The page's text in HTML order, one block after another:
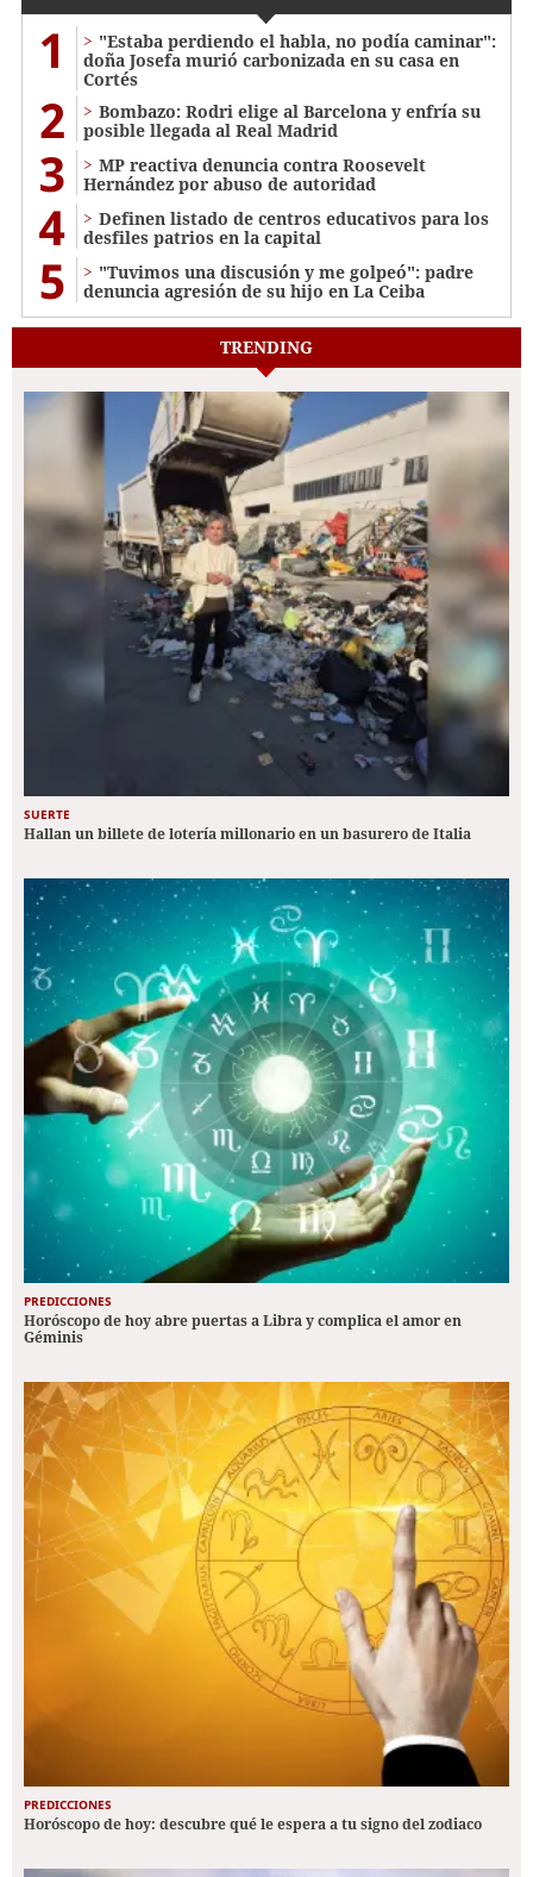
1
"Estaba perdiendo el habla, no podía caminar":
doña Josefa murió carbonizada en su casa en
Cortés
2
Bombazo: Rodri elige al Barcelona y enfría su
posible llegada al Real Madrid
3
MP reactiva denuncia contra Roosevelt
Hernández por abuso de autoridad
4
Definen listado de centros educativos para los
desfiles patrios en la capital
5
"Tuvimos una discusión y me golpeó": padre
denuncia agresión de su hijo en La Ceiba
TRENDING
SUERTE
Hallan un billete de lotería millonario en un basurero de Italia
PREDICCIONES
Horóscopo de hoy abre puertas a Libra y complica el amor en
Géminis
PREDICCIONES
Horóscopo de hoy: descubre qué le espera a tu signo del zodiaco